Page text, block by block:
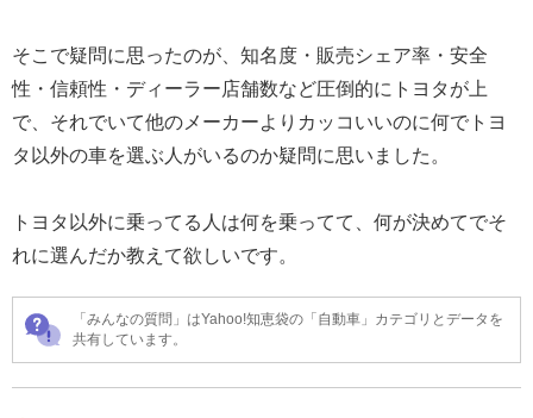
そこで疑問に思ったのが、知名度・販売シェア率・安全
性・信頼性・ディーラー店舗数など圧倒的にトヨタが上
で、それでいて他のメーカーよりカッコいいのに何でトヨ
タ以外の車を選ぶ人がいるのか疑問に思いました。
トヨタ以外に乗ってる人は何を乗ってて、何が決めてでそ
れに選んだか教えて欲しいです。
「みんなの質問」はYahoo!知恵袋の「自動車」カテゴリとデータを
共有しています。